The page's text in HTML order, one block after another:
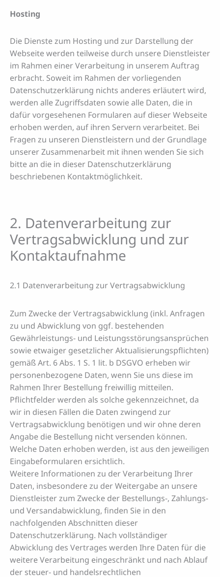
Hosting
Die Dienste zum Hosting und zur Darstellung der
Webseite werden teilweise durch unsere Dienstleister
im Rahmen einer Verarbeitung in unserem Auftrag
erbracht. Soweit im Rahmen der vorliegenden
Datenschutzerklärung nichts anderes erläutert wird,
werden alle Zugriffsdaten sowie alle Daten, die in
dafür vorgesehenen Formularen auf dieser Webseite
erhoben werden, auf ihren Servern verarbeitet. Bei
Fragen zu unseren Dienstleistern und der Grundlage
unserer Zusammenarbeit mit ihnen wenden Sie sich
bitte an die in dieser Datenschutzerklärung
beschriebenen Kontaktmöglichkeit.
2. Datenverarbeitung zur
Vertragsabwicklung und zur
Kontaktaufnahme
2.1 Datenverarbeitung zur Vertragsabwicklung
Zum Zwecke der Vertragsabwicklung (inkl. Anfragen
zu und Abwicklung von ggf. bestehenden
Gewährleistungs- und Leistungsstörungsansprüchen
sowie etwaiger gesetzlicher Aktualisierungspflichten)
gemäß Art. 6 Abs. 1 S. 1 lit. b DSGVO erheben wir
personenbezogene Daten, wenn Sie uns diese im
Rahmen Ihrer Bestellung freiwillig mitteilen.
Pflichtfelder werden als solche gekennzeichnet, da
wir in diesen Fällen die Daten zwingend zur
Vertragsabwicklung benötigen und wir ohne deren
Angabe die Bestellung nicht versenden können.
Welche Daten erhoben werden, ist aus den jeweiligen
Eingabeformularen ersichtlich.
Weitere Informationen zu der Verarbeitung Ihrer
Daten, insbesondere zu der Weitergabe an unsere
Dienstleister zum Zwecke der Bestellungs-, Zahlungs-
und Versandabwicklung, finden Sie in den
nachfolgenden Abschnitten dieser
Datenschutzerklärung. Nach vollständiger
Abwicklung des Vertrages werden Ihre Daten für die
weitere Verarbeitung eingeschränkt und nach Ablauf
der steuer- und handelsrechtlichen